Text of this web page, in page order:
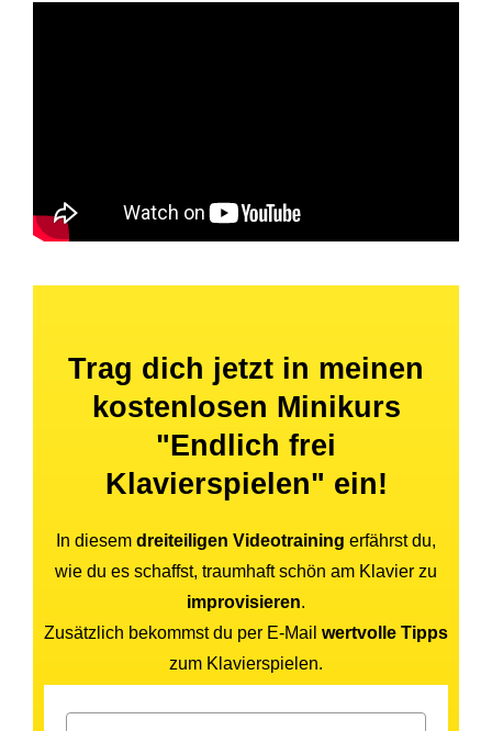
Trag dich jetzt in meinen
kostenlosen Minikurs
"Endlich frei
Klavierspielen" ein!
In diesem dreiteiligen Videotraining erfährst du,
wie du es schaffst, traumhaft schön am Klavier zu
improvisieren.
Zusätzlich bekommst du per E-Mail wertvolle Tipps
zum Klavierspielen.